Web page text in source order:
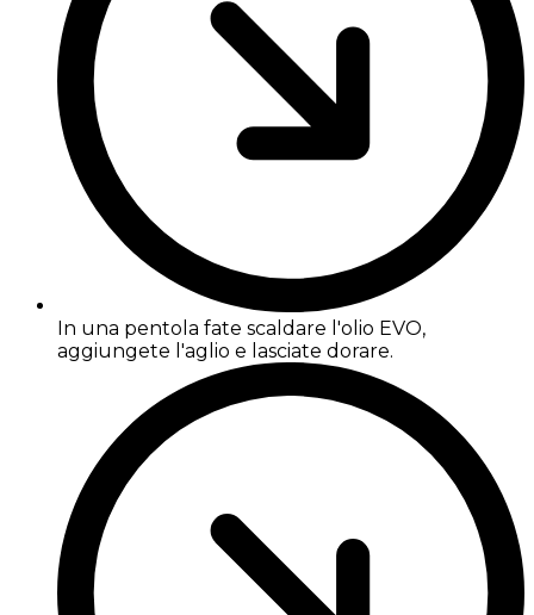
In una pentola fate scaldare l'olio EVO,
aggiungete l'aglio e lasciate dorare.